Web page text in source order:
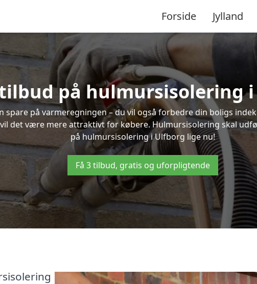
Forside Jylland
på hulmursisolering
spare på varmeregningen – du vil også forbedre din boligs
det være mere attraktivt for købere. Hulmursisolering skal
på hulmursisolering i Ulfborg lige nu!
Få 3 tilbud, gratis og uforpligtende